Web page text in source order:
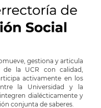
gestiona y articula
la UCR con calidad,
activamente en los
la Universidad y la
dialécticamente y
conjunta de saberes.